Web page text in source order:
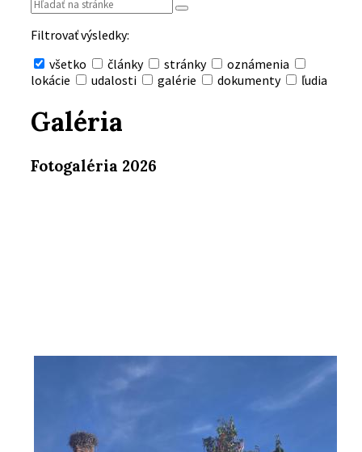
Filtrovať výsledky:
všetko
články stránky
oznámenia
lokácie
udalosti galérie dokumenty ľudia
vyhľadávanie
Galéria
Fotogaléria 2026